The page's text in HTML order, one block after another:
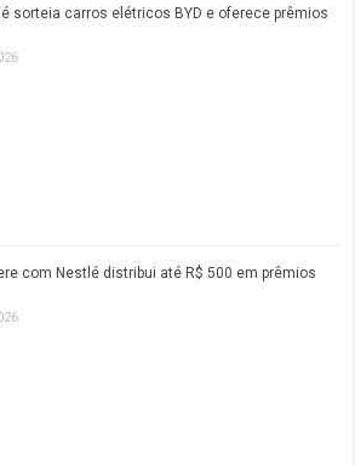
sorteia carros elétricos BYD e oferece prêmios
com Nestlé distribui até R$ 500 em prêmios